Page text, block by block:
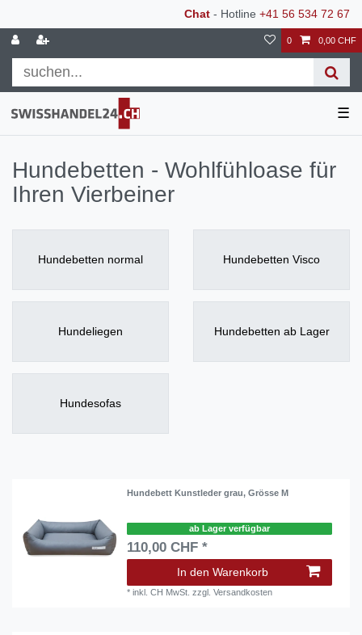
Chat - Hotline +41 56 534 72 67
0 0,00 CHF
☰
Hundebetten - Wohlfühloase für
Ihren Vierbeiner
Hundebetten normal Hundebetten Visco
Hundeliegen Hundebetten ab Lager
Hundesofas
Hundebett Kunstleder grau, Grösse M
ab Lager verfügbar
110,00 CHF *
In den Warenkorb
*inkl. CH MwSt. zzgl.Versandkosten